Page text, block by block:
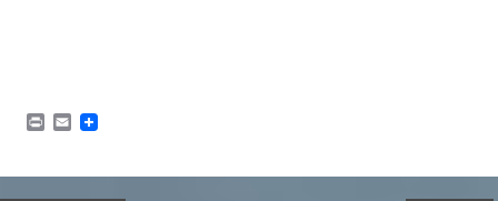
P
n
E
i